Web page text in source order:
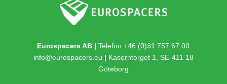
Eurospacers AB | Telefon +46 (0)31 757 67 00
info@eurospacers.eu | Kaserntorget 1, SE-411 18
Göteborg